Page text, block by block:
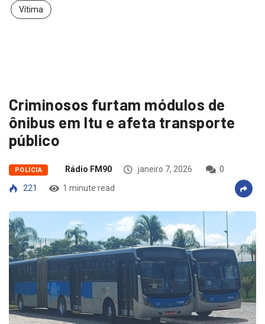
Vítima
Criminosos furtam módulos de
ônibus em Itu e afeta transporte
público
POLÍCIA Rádio FM90 janeiro 7, 2026
0
221
1 minute read